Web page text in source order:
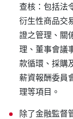
查核：包括法
衍生性商品交
證之管理、關
理、董事會議
款循環、採購
薪資報酬委員
理等項目。
除了金融監督